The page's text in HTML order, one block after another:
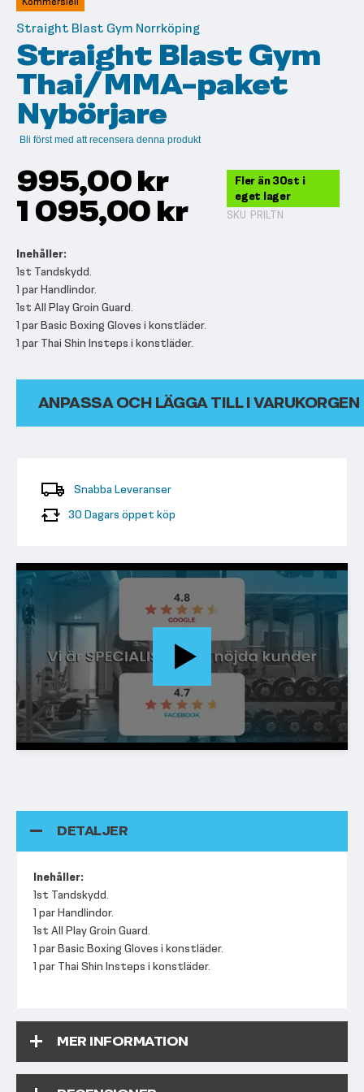
bildgalleriet
Straight Blast Gym Norrköping
Straight Blast Gym
Thai/MMA-paket
Nybörjare
Bli först med att recensera denna produkt
995,00 kr
1 095,00 kr
Fler än 30st i
eget lager
SKU PRILTN
Inehåller:
1st Tandskydd.
1 par Handlindor.
1st All Play Groin Guard.
1 par Basic Boxing Gloves i konstläder.
1 par Thai Shin Insteps i konstläder.
ANPASSA OCH LÄGGA TILL I VARUKORGEN
Snabba Leveranser
30 Dagars öppet köp
DETALJER
Inehåller:
1st Tandskydd.
1 par Handlindor.
1st All Play Groin Guard.
1 par Basic Boxing Gloves i konstläder.
1 par Thai Shin Insteps i konstläder.
MER INFORMATION